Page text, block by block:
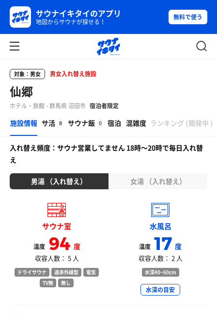
サウナイキタイのアプリ
地図からサウナが探せる！
無料で使う
対象：男女 男女入れ替え施設
仙郷
ホテル・旅館 - 群馬県 沼田市 宿泊者限定
施設情報 サ活 8 サウナ飯 0 宿泊 混雑度 ランキング (開発中 )
入れ替え頻度：サウナ営業してません 18時〜20時で毎日入れ替
え
男湯 （入れ替え） 女湯 （入れ替え）
サウナ室
温度94度
収容人数： 5 人
ドライサウナ 遠赤外線型
電気
TV無
無し
水風呂
温度 17度
収容人数： 2 人
水深40~60cm
水深の目安